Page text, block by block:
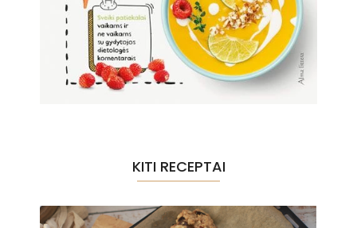
KITI RECEPTAI